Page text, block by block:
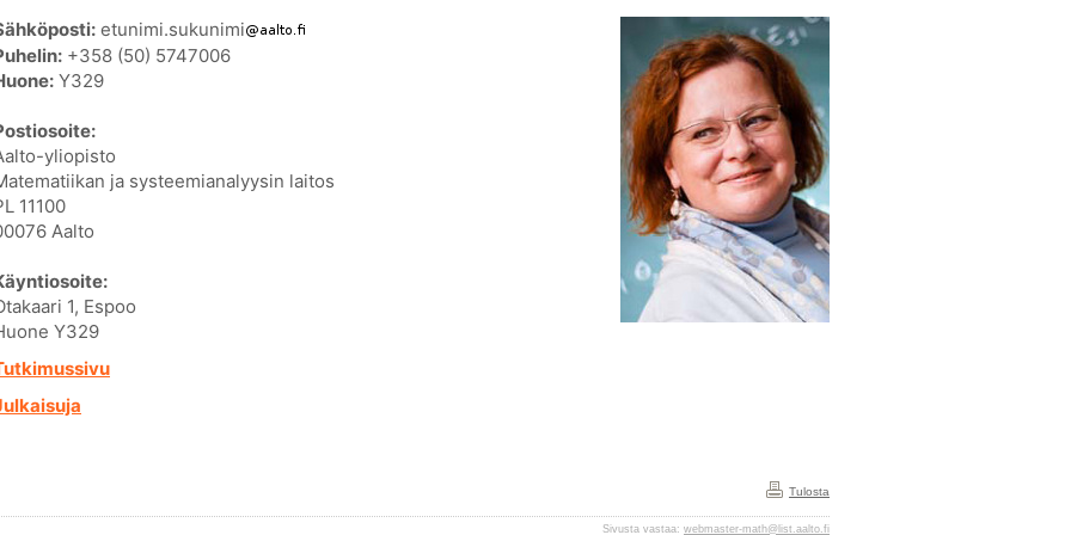
etunimi.sukunimi
+358 (50) 5747006
Y329
yliopisto
ja systeemianalyysin laitos
11100
Aalto
1, Espoo
Y329
Tulosta
Sivusta vastaa: webmaster-math@list.aalto.fi